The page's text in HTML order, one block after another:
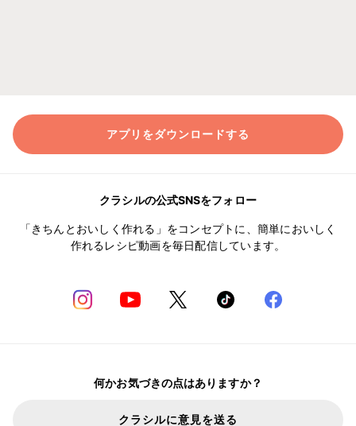
アプリをダウンロードする
クラシルの公式SNSをフォロー
「きちんとおいしく作れる」をコンセプトに、簡単においしく
作れるレシピ動画を毎日配信しています。
何かお気づきの点はありますか？
クラシルに意見を送る